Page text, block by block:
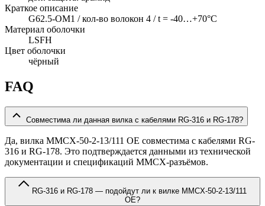
Краткое описание
G62.5-OM1 / кол-во волокон 4 / t = -40…+70°C
Материал оболочки
LSFH
Цвет оболочки
чёрный
FAQ
Совместима ли данная вилка с кабелями RG-316 и RG-178?
Да, вилка MMCX-50-2-13/111 OE совместима с кабелями RG-
316 и RG-178. Это подтверждается данными из технической
документации и спецификаций MMCX-разъёмов.
OE?